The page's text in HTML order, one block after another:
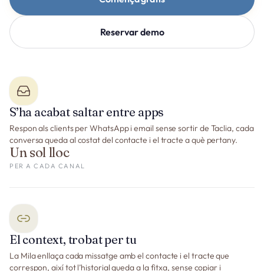
Reservar demo
S’ha acabat saltar entre apps
Respon als clients per WhatsApp i email sense sortir de Taclia, cada
conversa queda al costat del contacte i el tracte a què pertany.
Un sol lloc
PER A CADA CANAL
El context, trobat per tu
La Mila enllaça cada missatge amb el contacte i el tracte que
correspon, així tot l’historial queda a la fitxa, sense copiar i